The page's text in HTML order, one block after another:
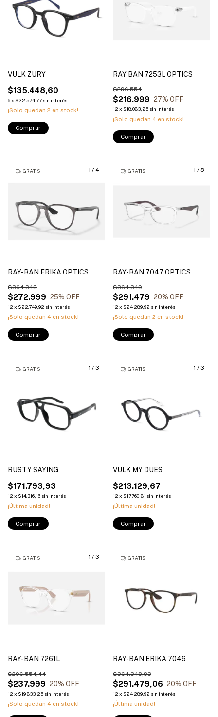
VULK ZURY
$135.448,60
6x $22.574,77 sin interés
¡Solo quedan 2 en stock!
Comprar
RAY BAN 7253L OPTICS
$216.999
$296.554
27% OFF
12 x $18.083,25 sin interés
¡Solo quedan 4 en stock!
Comprar
1 / 4
GRATIS
RAY-BAN ERIKA OPTICS
$272.999
$364.349
25% OFF
12 x $22.749,92 sin interés
¡Solo quedan 4 en stock!
Comprar
1 / 5
GRATIS
RAY-BAN 7047 OPTICS
$291.479
$364.349
20% OFF
12 x $24.289,92 sin interés
¡Solo quedan 2 en stock!
Comprar
1 / 3
GRATIS
RUSTY SAYING
$171.793,93
12 x $14.316,16 sin interés
¡Última unidad!
Comprar
1 / 3
GRATIS
VULK MY DUES
$213.129,67
12 x $17.760,81 sin interés
¡Última unidad!
Comprar
1 / 3
GRATIS
RAY-BAN 7261L
$237.999
$296.554,44
20% OFF
12 x $19.833,25 sin interés
¡Solo quedan 4 en stock!
GRATIS
RAY-BAN ERIKA 7046
$291.479,06
$364.348,83
20% OFF
12 x $24.289,92 sin interés
¡Última unidad!